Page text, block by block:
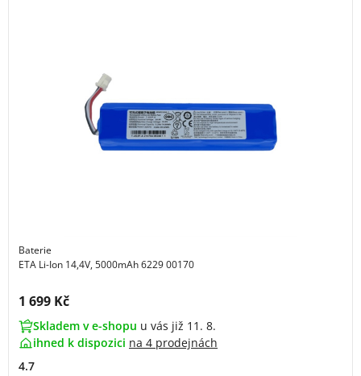
Baterie
ETA Li-Ion 14,4V, 5000mAh 6229 00170
Cena s DPH:
1 699 Kč
Skladem v e-shopu u vás již 11. 8.
ihned k dispozici na 4 prodejnách
4.7